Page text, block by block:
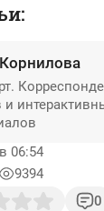
и
06:54
9394
0